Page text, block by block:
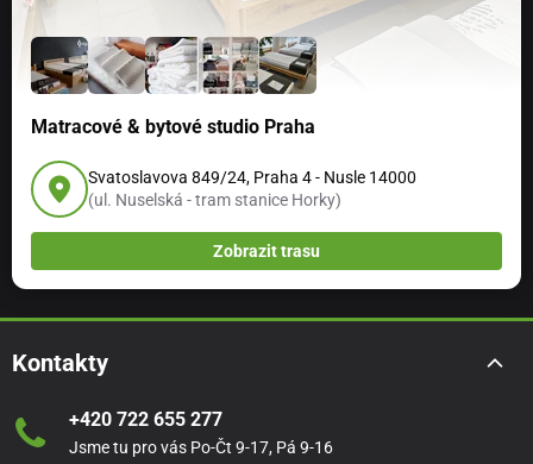
Matracové & bytové studio Praha
Svatoslavova 849/24, Praha 4 - Nusle 14000
(ul. Nuselská - tram stanice Horky)
Zobrazit trasu
Kontakty
+420 722 655 277
Jsme tu pro vás Po-Čt 9-17, Pá 9-16